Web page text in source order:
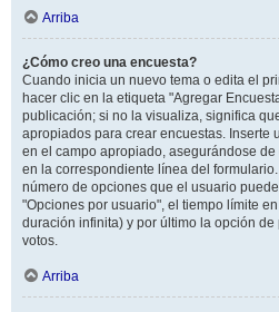
Arriba
¿Cómo creo una encuesta?
Cuando inicia un nuevo tema o edita el
hacer clic en la etiqueta "Agregar
publicación; si no la visualiza, significa
apropiados para crear encuestas. Inserte
en el campo apropiado, asegurándose
en la correspondiente línea del
número de opciones que el usuario
"Opciones por usuario", el tiempo límite
duración infinita) y por último la opción
votos.
Arriba